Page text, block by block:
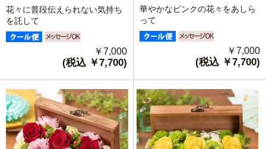
花々に普段伝えられない気持ち
を託して
￥7,000
(税込 ￥7,700)
華やかなピンクの花々をあしら
って
￥7,000
(税込 ￥7,700)